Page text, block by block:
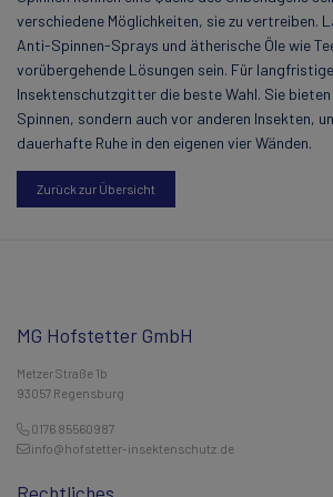
Zurück zur Übersicht
verschiedene Möglichkeiten, sie zu vertreiben.
Anti-Spinnen-Sprays und ätherische Öle wie
vorübergehende Lösungen sein. Für
Insektenschutzgitter die beste Wahl. Sie
Spinnen, sondern auch vor anderen Insekten,
dauerhafte Ruhe in den eigenen vier Wänden.
MG Hofstetter GmbH
Metzer Straße 1b
93057 Regensburg
0176 85560987
info@hofstetter-insektenschutz.de